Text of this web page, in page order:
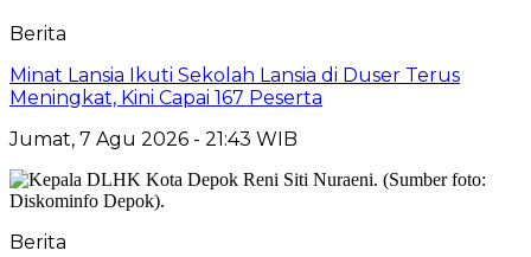
Berita
Minat Lansia Ikuti Sekolah Lansia di Duser Terus
Meningkat, Kini Capai 167 Peserta
Jumat, 7 Agu 2026 - 21:43 WIB
Berita